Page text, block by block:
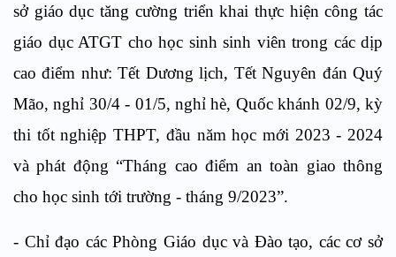
sở giáo dục tăng cường triển khai thực hiện công tác
giáo dục ATGT cho học sinh sinh viên trong các dịp
cao điểm như: Tết Dương lịch, Tết Nguyên đán Quý
Mão, nghỉ 30/4 - 01/5, nghỉ hè, Quốc khánh 02/9, kỳ
thi tốt nghiệp THPT, đầu năm học mới 2023 - 2024
và phát động “Tháng cao điểm an toàn giao thông
cho học sinh tới trường - tháng 9/2023”.
- Chỉ đạo các Phòng Giáo dục và Đào tạo, các cơ sở